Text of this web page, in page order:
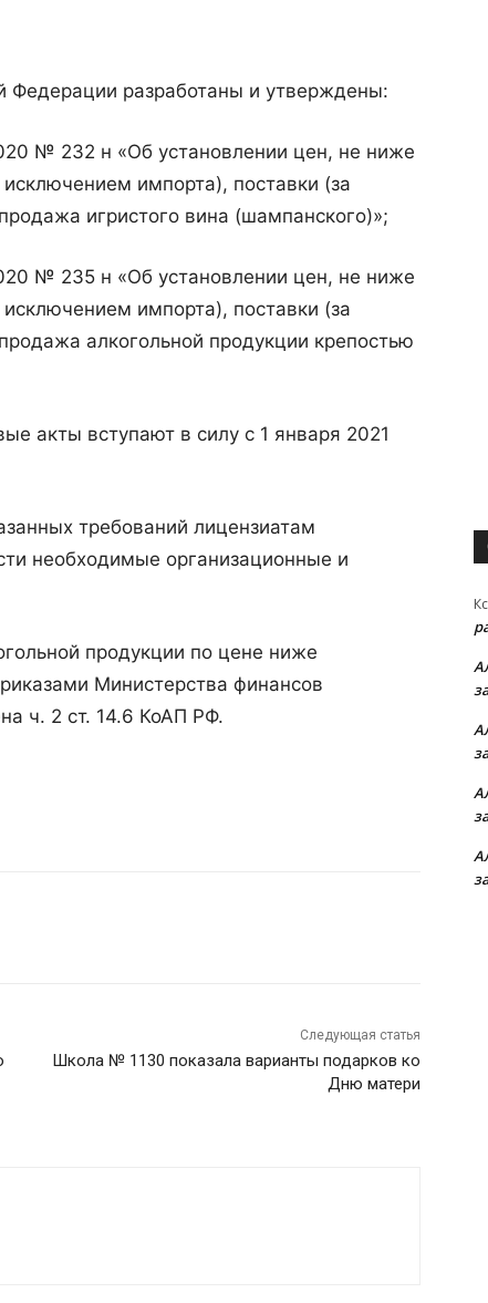
Федерации разработаны и утверждены:
№ 232 н «Об установлении цен, не ниже
импорта), поставки (за
игристого вина (шампанского)»;
№ 235 н «Об установлении цен, не ниже
импорта), поставки (за
алкогольной продукции крепостью
акты вступают в силу с 1 января 2021
требований лицензиатам
необходимые организационные и
продукции по цене ниже
Министерства финансов
ч. 2 ст. 14.6 КоАП РФ.
Следующая статья
Школа № 1130 показала варианты подарков ко
Дню матери